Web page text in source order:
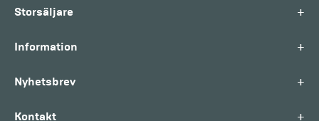
Storsäljare +
Information +
Nyhetsbrev +
Kontakt +